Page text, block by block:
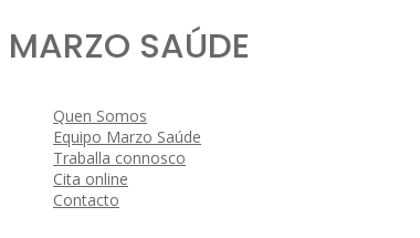
MARZO SAÚDE
Quen Somos
Equipo Marzo Saúde
Traballa connosco
Cita online
Contacto